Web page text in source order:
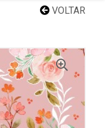
VOLTAR